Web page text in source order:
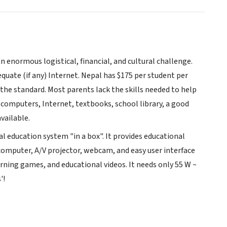
enormous logistical, financial, and cultural challenge.
(if any) Internet. Nepal has $175 per student per
standard. Most parents lack the skills needed to help
Internet, textbooks, school library, a good
education system "in a box". It provides educational
A/V projector, webcam, and easy user interface
games, and educational videos. It needs only 55 W ~